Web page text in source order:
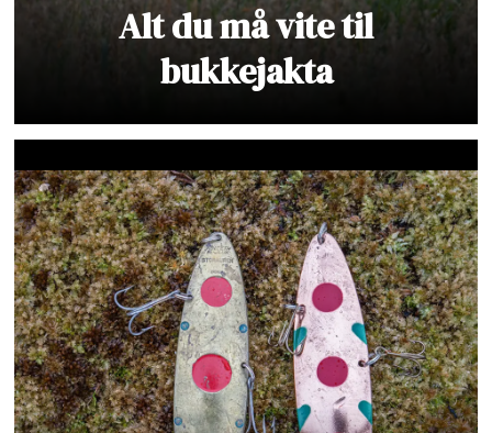
Alt du må vite til
bukkejakta